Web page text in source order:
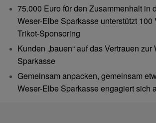
75.000 Euro für den Zusammenhalt in
Weser-Elbe Sparkasse unterstützt 100
Trikot-Sponsoring
Kunden „bauen“ auf das Vertrauen zur
Sparkasse
Gemeinsam anpacken, gemeinsam
Weser-Elbe Sparkasse engagiert sich